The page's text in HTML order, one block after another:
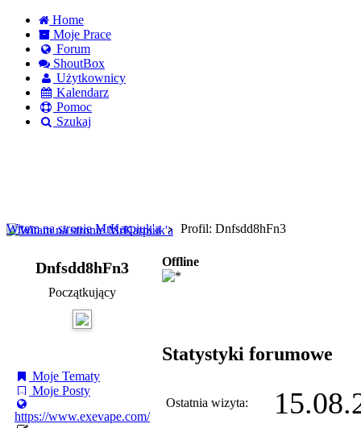
Home
Moje Prace
Forum
ShoutBox
Użytkownicy
Kalendarz
Pomoc
Szukaj
Witam na stronie MrKarpiuk'a
Profil: Dnfsdd8hFn3
Dnfsdd8hFn3
Początkujący
Moje Tematy
Moje Posty
https://www.exevape.com/
Offline
Statystyki forumowe
Ostatnia wizyta: